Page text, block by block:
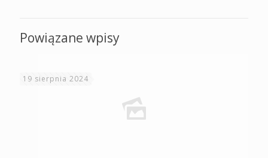
Powiązane wpisy
19 sierpnia 2024